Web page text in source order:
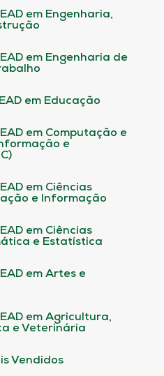
em Engenharia,
em Engenharia de
em Educação
em Computação e
e
em Ciências
e Informação
em Ciências
e Estatística
em Artes e
em Agricultura,
e Veterinária
Vendidos